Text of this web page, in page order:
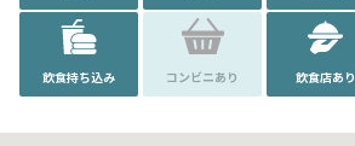
飲食持ち込み コンビニあり 飲食店あり